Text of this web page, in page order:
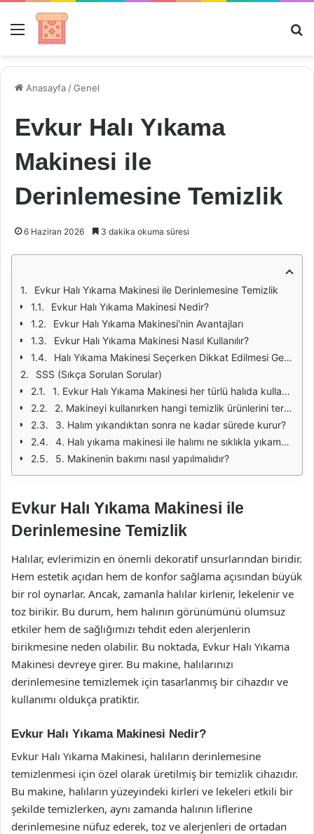
Menü
Anasayfa /Genel
Evkur Halı Yıkama
Makinesi ile
Derinlemesine Temizlik
6 Haziran 2026 3 dakika okuma süresi
Evkur Halı Yıkama Makinesi ile Derinlemesine Temizlik
Evkur Halı Yıkama Makinesi Nedir?
Evkur Halı Yıkama Makinesi'nin Avantajları
Evkur Halı Yıkama Makinesi Nasıl Kullanılır?
Halı Yıkama Makinesi Seçerken Dikkat Edilmesi Gerekenler
SSS (Sıkça Sorulan Sorular)
1. Evkur Halı Yıkama Makinesi her türlü halıda kullanılabilir mi?
2. Makineyi kullanırken hangi temizlik ürünlerini tercih etmeliyim?
3. Halım yıkandıktan sonra ne kadar sürede kurur?
4. Halı yıkama makinesi ile halımı ne sıklıkla yıkamalıyım?
5. Makinenin bakımı nasıl yapılmalıdır?
Evkur Halı Yıkama Makinesi ile
Derinlemesine Temizlik
Halılar, evlerimizin en önemli dekoratif unsurlarından biridir.
Hem estetik açıdan hem de konfor sağlama açısından büyük
bir rol oynarlar. Ancak, zamanla halılar kirlenir, lekelenir ve
toz birikir. Bu durum, hem halının görünümünü olumsuz
etkiler hem de sağlığımızı tehdit eden alerjenlerin
birikmesine neden olabilir. Bu noktada, Evkur Halı Yıkama
Makinesi devreye girer. Bu makine, halılarınızı
derinlemesine temizlemek için tasarlanmış bir cihazdır ve
kullanımı oldukça pratiktir.
Evkur Halı Yıkama Makinesi Nedir?
Evkur Halı Yıkama Makinesi, halıların derinlemesine
temizlenmesi için özel olarak üretilmiş bir temizlik cihazıdır.
Bu makine, halıların yüzeyindeki kirleri ve lekeleri etkili bir
şekilde temizlerken, aynı zamanda halının liflerine
derinlemesine nüfuz ederek, toz ve alerjenleri de ortadan